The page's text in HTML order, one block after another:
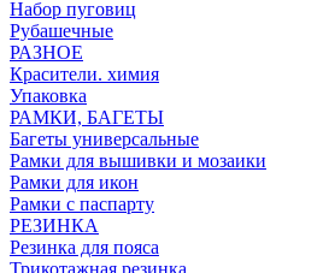
Набор пуговиц
Рубашечные
РАЗНОЕ
Красители. химия
Упаковка
РАМКИ, БАГЕТЫ
Багеты универсальные
Рамки для вышивки и мозаики
Рамки для икон
Рамки с паспарту
РЕЗИНКА
Резинка для пояса
Трикотажная резинка